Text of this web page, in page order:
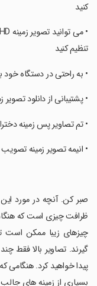
کنید
تنظیم کنید
‏• به راحتی در دستگاه خود
‏• پشتیبانی از دانلود تصویر
‏• تم تصاویر پس زمینه
‏• انیمه تصویر زمینه
‏صبر کن. آنچه در مورد
ظرافت چیزی است که
چیزهای زیبا ممکن است
گیرند. تصاویر بالا فقط
پیدا خواهید کرد. هنگامی
بسیاری از زمینه های